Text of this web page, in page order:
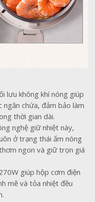
lưu không khí nóng giúp
ngăn chứa, đảm bảo làm
thời gian dài.
nghệ giữ nhiệt này,
ở trạng thái ấm nóng
ngon và giữ trọn giá
giúp hộp cơm điện
mẽ và tỏa nhiệt đều